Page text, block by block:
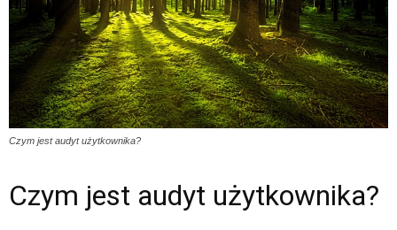
Czym jest audyt użytkownika?
Czym jest audyt użytkownika?